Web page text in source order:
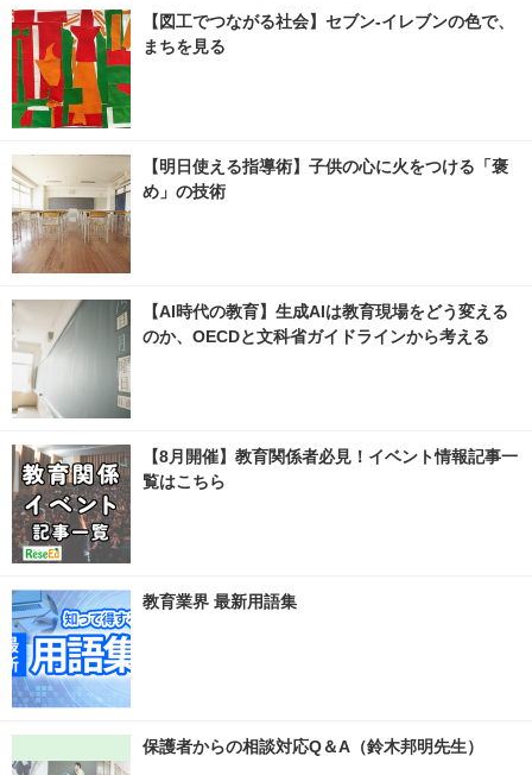
【図工でつながる社会】セブン‐イレブンの色で、
まちを見る
【明日使える指導術】子供の心に火をつける「褒
め」の技術
【AI時代の教育】生成AIは教育現場をどう変える
のか、OECDと文科省ガイドラインから考える
【8月開催】教育関係者必見！イベント情報記事一
覧はこちら
教育業界 最新用語集
保護者からの相談対応Q＆A（鈴木邦明先生）